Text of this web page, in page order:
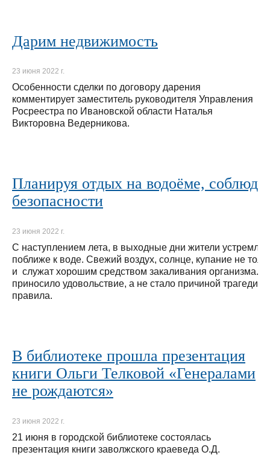
Дарим недвижимость
23 июня 2022 г.
Особенности сделки по договору дарения
комментирует заместитель руководителя Управления
Росреестра по Ивановской области Наталья
Викторовна Ведерникова.
Планируя отдых на водоёме,
безопасности
23 июня 2022 г.
С наступлением лета, в выходные дни жители
поближе к воде. Свежий воздух, солнце, купание не
и служат хорошим средством закаливания организма.
приносило удовольствие, а не стало причиной
правила.
В библиотеке прошла презентация
книги Ольги Телковой «Генералами
не рождаются»
23 июня 2022 г.
21 июня в городской библиотеке состоялась
презентация книги заволжского краеведа О.Д.